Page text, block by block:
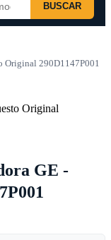
BUSCAR
Original 290D1147P001
GE -